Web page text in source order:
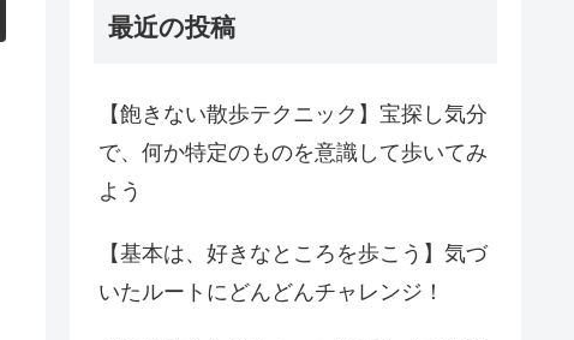
最近の投稿
【飽きない散歩テクニック】宝探し気分
で、何か特定のものを意識して歩いてみ
よう
【基本は、好きなところを歩こう】気づ
いたルートにどんどんチャレンジ！